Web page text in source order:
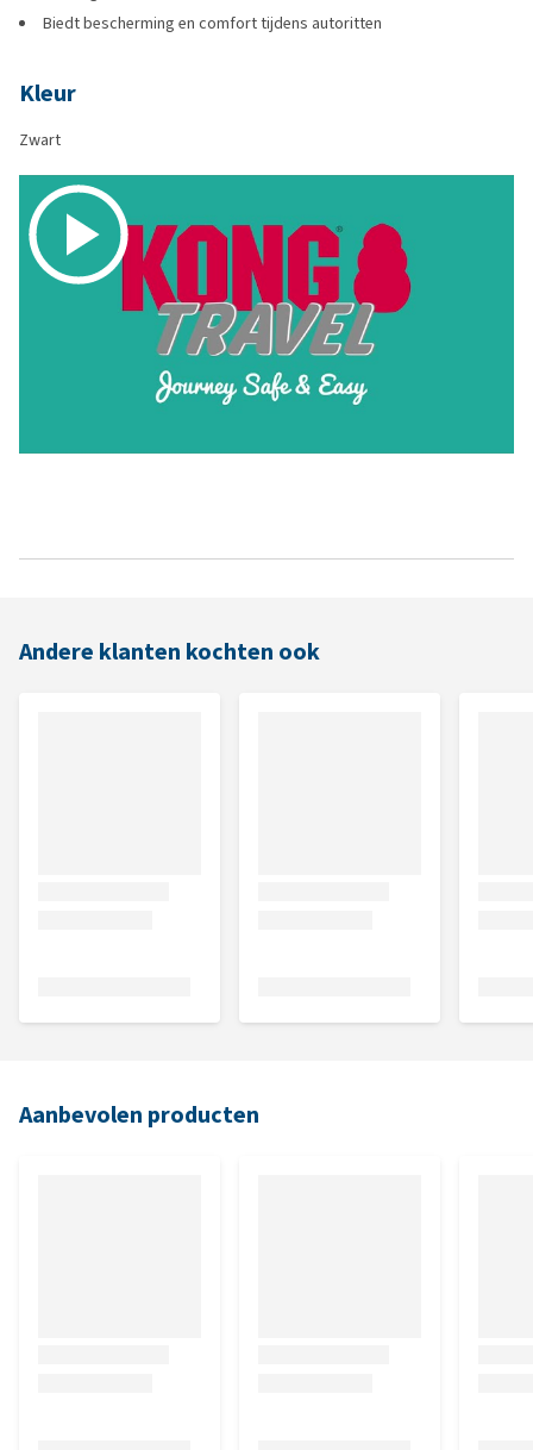
Biedt bescherming en comfort tijdens autoritten
Kleur
Zwart
Andere klanten kochten ook
Aanbevolen producten